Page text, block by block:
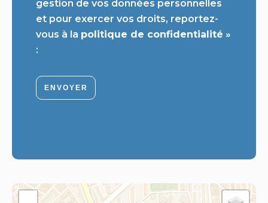
gestion de vos données personnelles
et pour exercer vos droits, reportez-
vous à la politique de confidentialité »
:
ENVOYER